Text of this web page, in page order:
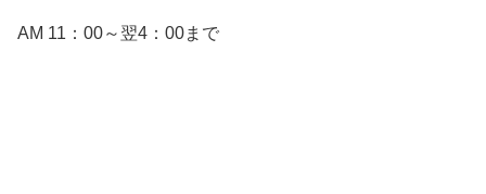
AM 11：00～翌4：00まで